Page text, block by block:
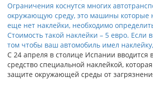
С 24 апреля в столице Испании вводится
средство специальной наклейкой,
защите окружающей среды от